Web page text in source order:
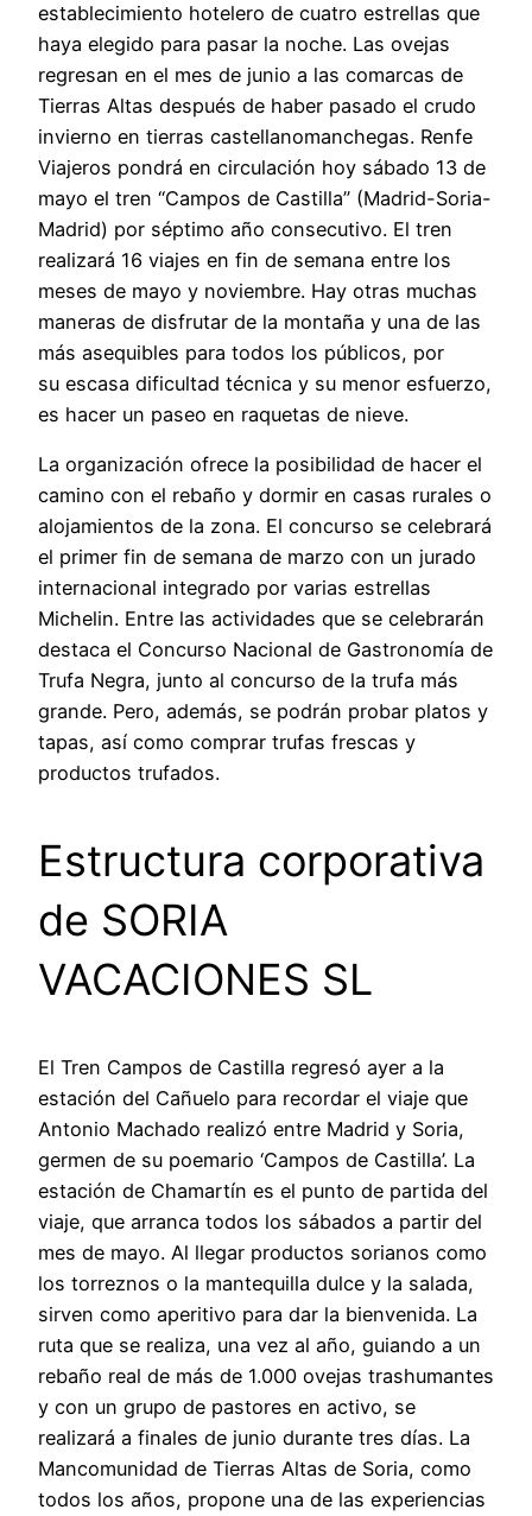
establecimiento hotelero de cuatro estrellas que
haya elegido para pasar la noche. Las ovejas
regresan en el mes de junio a las comarcas de
Tierras Altas después de haber pasado el crudo
invierno en tierras castellanomanchegas. Renfe
Viajeros pondrá en circulación hoy sábado 13 de
mayo el tren “Campos de Castilla” (Madrid-Soria-
Madrid) por séptimo año consecutivo. El tren
realizará 16 viajes en fin de semana entre los
meses de mayo y noviembre. Hay otras muchas
maneras de disfrutar de la montaña y una de las
más asequibles para todos los públicos, por
su escasa dificultad técnica y su menor esfuerzo,
es hacer un paseo en raquetas de nieve.
La organización ofrece la posibilidad de hacer el
camino con el rebaño y dormir en casas rurales o
alojamientos de la zona. El concurso se celebrará
el primer fin de semana de marzo con un jurado
internacional integrado por varias estrellas
Michelin. Entre las actividades que se celebrarán
destaca el Concurso Nacional de Gastronomía de
Trufa Negra, junto al concurso de la trufa más
grande. Pero, además, se podrán probar platos y
tapas, así como comprar trufas frescas y
productos trufados.
Estructura corporativa
de SORIA
VACACIONES SL
El Tren Campos de Castilla regresó ayer a la
estación del Cañuelo para recordar el viaje que
Antonio Machado realizó entre Madrid y Soria,
germen de su poemario ‘Campos de Castilla’. La
estación de Chamartín es el punto de partida del
viaje, que arranca todos los sábados a partir del
mes de mayo. Al llegar productos sorianos como
los torreznos o la mantequilla dulce y la salada,
sirven como aperitivo para dar la bienvenida. La
ruta que se realiza, una vez al año, guiando a un
rebaño real de más de 1.000 ovejas trashumantes
y con un grupo de pastores en activo, se
realizará a finales de junio durante tres días. La
Mancomunidad de Tierras Altas de Soria, como
todos los años, propone una de las experiencias